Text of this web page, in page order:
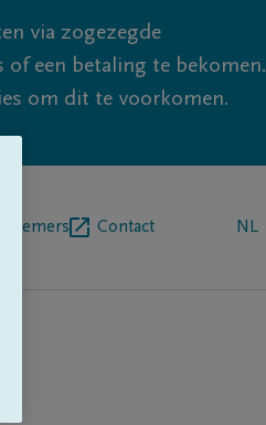
via zogezegde
of een betaling te bekomen.
om dit te voorkomen.
Contact NL